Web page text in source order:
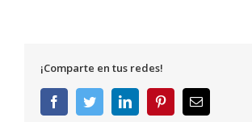
¡Comparte en tus redes!
FacebookTwitterLinkedInPinterestCorreo
electrónico